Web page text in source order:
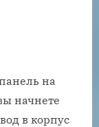
на
начнете
в корпус